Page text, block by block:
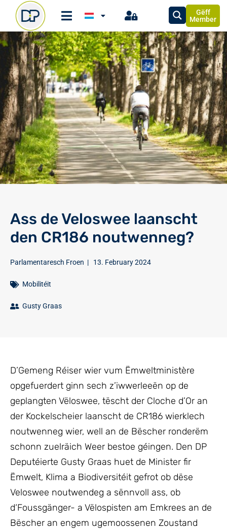
Gëff
Member
Ass de Veloswee laanscht
den CR186 noutwenneg?
Parlamentaresch Froen | 13. February 2024
Mobilitéit
Gusty Graas
D’Gemeng Réiser wier vum Ëmweltministère
opgefuerdert ginn sech z’iwwerleeën op de
geplangten Vëloswee, tëscht der Cloche d’Or an
der Kockelscheier laanscht de CR186 wierklech
noutwenneg wier, well an de Bëscher ronderëm
schonn zuelräich Weer bestoe géingen. Den DP
Deputéierte Gusty Graas huet de Minister fir
Ëmwelt, Klima a Biodiversitéit gefrot ob dëse
Veloswee noutwendeg a sënnvoll ass, ob
d‘Foussgänger- a Vëlospisten am Emkrees an de
Bëscher an engem ugemoossenen Zoustand